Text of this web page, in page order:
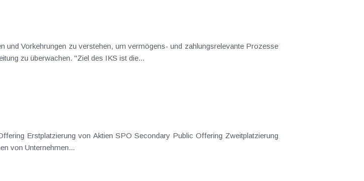
Vorkehrungen zu verstehen, um vermögens- und zahlungsrelevante Prozesse
abzusichern und deren ordnungsgemäße und wirtschaftliche Bearbeitung zu überwachen. "Ziel des IKS ist die...
und Übernahmen von Unternehmen...